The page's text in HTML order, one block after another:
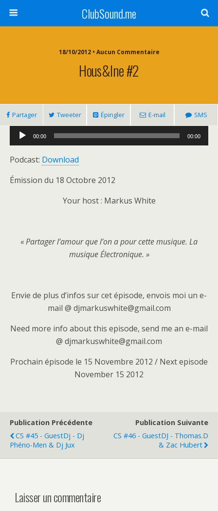
ClubSound.me
18/10/2012 • Aucun Commentaire
Hous&ine #2
Partager Tweeter Épingler E-mail SMS
Lecteur
audio
00:00 00:00
Podcast: Download
Émission du 18 Octobre 2012
Your host : Markus White
« Partager l’amour que l’on a pour cette musique. La
musique Électronique. »
Envie de plus d’infos sur cet épisode, envois moi un e-
mail @ djmarkuswhite@gmail.com
Need more info about this episode, send me an e-mail
@ djmarkuswhite@gmail.com
Prochain épisode le 15 Novembre 2012 / Next episode
November 15 2012
Publication Précédente
CS #45 - GuestDj - Dj
Phéno-Men & Dj Jux
Publication Suivante
CS #46 - GuestDJ - Thomas.D
& Zac Hubert
Laisser un commentaire